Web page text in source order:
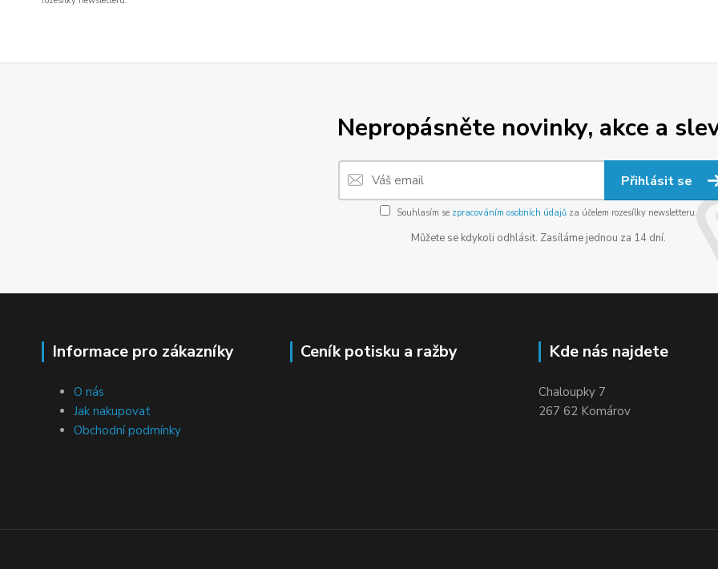
Nepropásněte novinky, akce a
Přihlásit se
Souhlasím se zpracováním osobních údajů za účelem rozesílky newsletteru.
Můžete se kdykoli odhlásit. Zasíláme jednou za 14 dní.
Informace pro zákazníky
O nás
Jak nakupovat
Obchodní podmínky
Ceník potisku a ražby Kde nás najdete
Chaloupky 7
267 62 Komárov